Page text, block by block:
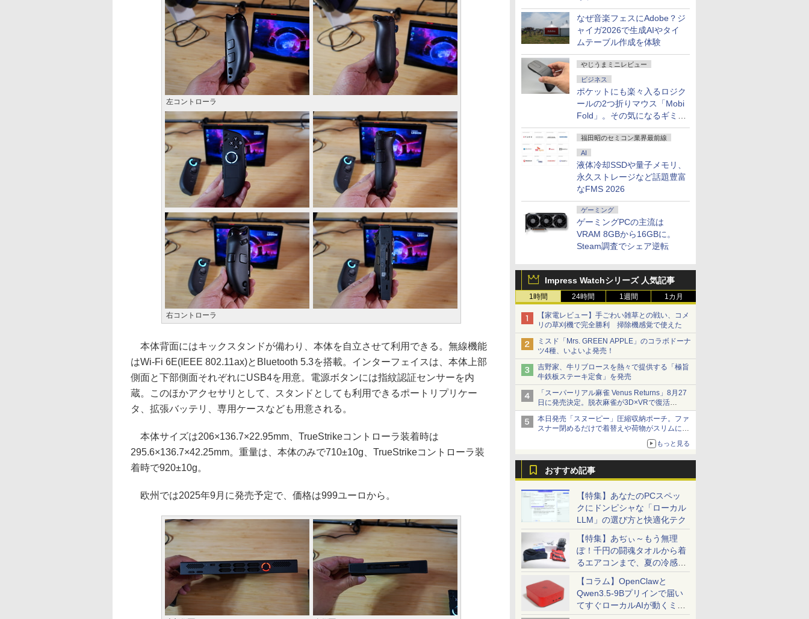
なぜ音楽フェスにAdobe？ジ
ャイガ2026で生成AIやタイ
ムテーブル作成を体験
やじうまミニレビュー
ビジネス
ポケットにも楽々入るロジク
ールの2つ折りマウス「Mobi
Fold」。その気になるギミッ
クとは？
福田昭のセミコン業界最前線
AI
液体冷却SSDや量子メモリ、
永久ストレージなど話題豊富
なFMS 2026
ゲーミング
ゲーミングPCの主流は
VRAM 8GBから16GBに。
Steam調査でシェア逆転
Impress Watchシリーズ 人気記事
1時間 24時間 1週間 1カ月
【家電レビュー】手ごわい雑草との戦い、コメ
リの草刈機で完全勝利 掃除機感覚で使えた
ミスド「Mrs. GREEN APPLE」のコラボドーナ
ツ4種、いよいよ発売！
吉野家、牛リブロースを熱々で提供する「極旨
牛鉄板ステーキ定食」を発売
「スーパーリアル麻雀 Venus Returns」8月27
日に発売決定。脱衣麻雀が3D×VRで復活
発売から2週間は20%オフになるセールが実施
本日発売「スヌーピー」圧縮収納ポーチ。ファ
スナー閉めるだけで着替えや荷物がスリムにま
もっと見る
おすすめ記事
【特集】あなたのPCスペッ
クにドンピシャな「ローカル
LLM」の選び方と快適化テク
【特集】あぢぃ～もう無理
ぽ！千円の闘魂タオルから着
るエアコンまで、夏の冷感グ
ッズ一挙紹介
【コラム】OpenClawと
Qwen3.5-9Bプリインで届い
てすぐローカルAIが動くミニ
左コントローラ
右コントローラ
本体背面にはキックスタンドが備わり、本体を自立させて利用できる。無線機能
はWi-Fi 6E(IEEE 802.11ax)とBluetooth 5.3を搭載。インターフェイスは、本体上部
側面と下部側面それぞれにUSB4を用意。電源ボタンには指紋認証センサーを内
蔵。このほかアクセサリとして、スタンドとしても利用できるポートリプリケー
タ、拡張バッテリ、専用ケースなども用意される。
本体サイズは206×136.7×22.95mm、TrueStrikeコントローラ装着時は
295.6×136.7×42.25mm。重量は、本体のみで710±10g、TrueStrikeコントローラ装
着時で920±10g。
欧州では2025年9月に発売予定で、価格は999ユーロから。